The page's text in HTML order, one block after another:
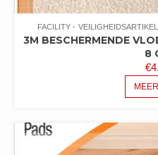
FACILITY
3M BESCHERMENDE
8
€